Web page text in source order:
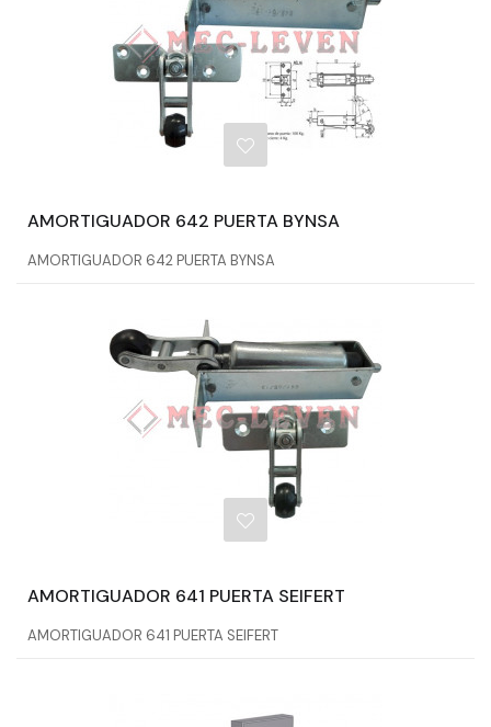
AMORTIGUADOR 642 PUERTA BYNSA
AMORTIGUADOR 642 PUERTA BYNSA
AMORTIGUADOR 641 PUERTA SEIFERT
AMORTIGUADOR 641 PUERTA SEIFERT